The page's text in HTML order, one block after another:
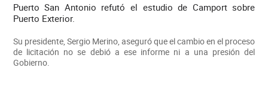
Puerto San Antonio refutó el estudio de Camport sobre
Puerto Exterior.
Su presidente, Sergio Merino, aseguró que el cambio en el proceso
de licitación no se debió a ese informe ni a una presión del
Gobierno.